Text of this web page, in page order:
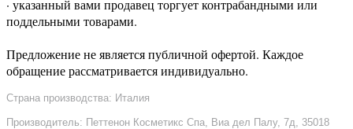
· указанный вами продавец торгует контрабандными или
поддельными товарами.
Предложение не является публичной офертой. Каждое
обращение рассматривается индивидуально.
Страна производства: Италия
Производитель: Петтенон Косметикс Спа, Виа дел Палу, 7д, 35018